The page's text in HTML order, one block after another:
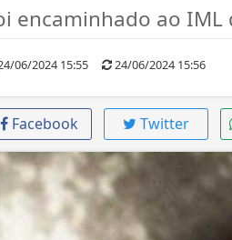
encaminhado ao IML
06/2024 15:55 24/06/2024 15:56
Facebook Twitter